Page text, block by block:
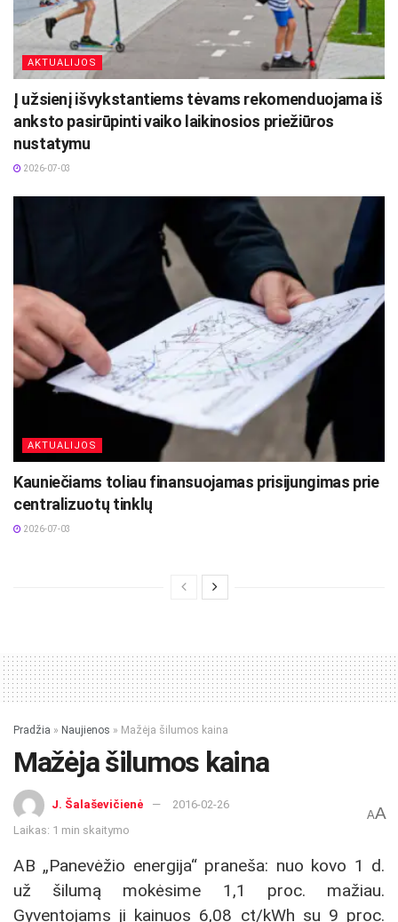
AKTUALIJOS
Į užsienį išvykstantiems tėvams rekomenduojama iš
anksto pasirūpinti vaiko laikinosios priežiūros
nustatymu
2026-07-03
AKTUALIJOS
Kauniečiams toliau finansuojamas prisijungimas prie
centralizuotų tinklų
2026-07-03
Pradžia » Naujienos » Mažėja šilumos kaina
Mažėja šilumos kaina
J. Šalaševičienė
2016-02-26
Laikas: 1 min skaitymo
AA
AB „Panevėžio energija“ praneša: nuo kovo 1 d.
už šilumą mokėsime 1,1 proc. mažiau.
Gyventojams ji kainuos 6,08 ct/kWh su 9 proc.